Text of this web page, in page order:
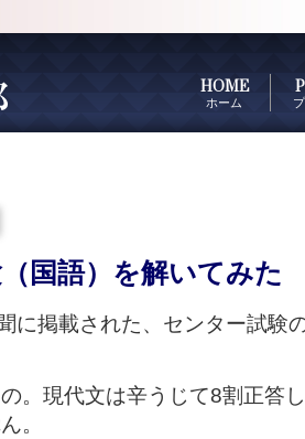
HOME
ホーム
国語）を解いてみた
に掲載された、センター試験
。現代文は辛うじて8割正答
。